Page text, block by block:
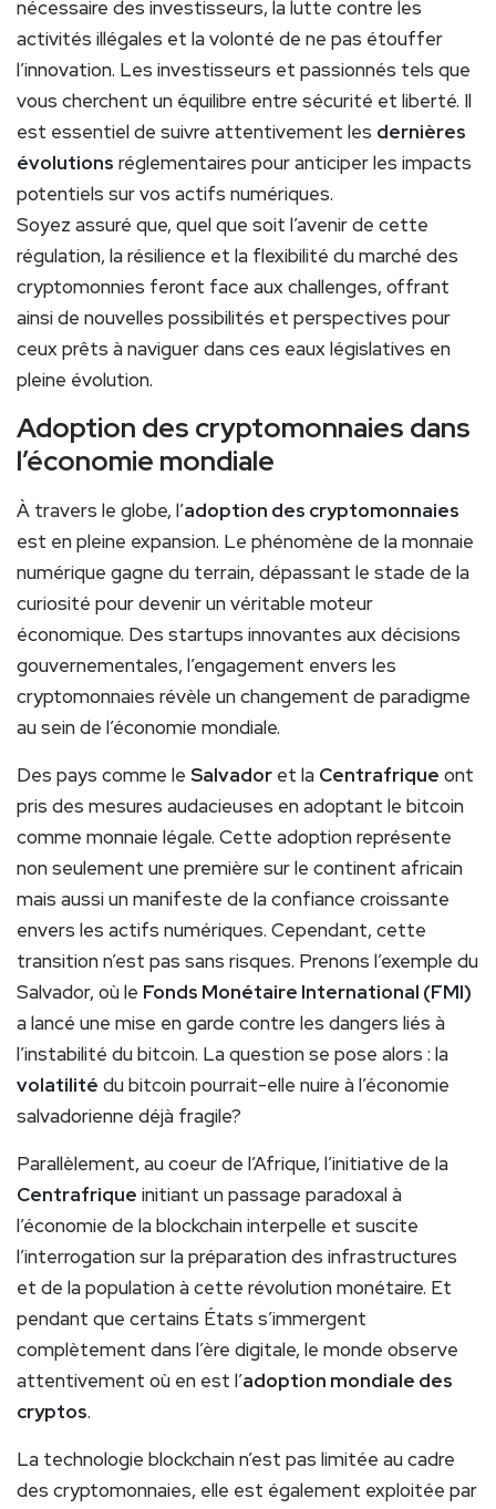
nécessaire des investisseurs, la lutte contre les
activités illégales et la volonté de ne pas étouffer
l’innovation. Les investisseurs et passionnés tels que
vous cherchent un équilibre entre sécurité et liberté. Il
est essentiel de suivre attentivement les dernières
évolutions réglementaires pour anticiper les impacts
potentiels sur vos actifs numériques.
Soyez assuré que, quel que soit l’avenir de cette
régulation, la résilience et la flexibilité du marché des
cryptomonnies feront face aux challenges, offrant
ainsi de nouvelles possibilités et perspectives pour
ceux prêts à naviguer dans ces eaux législatives en
pleine évolution.
Adoption des cryptomonnaies dans
l’économie mondiale
À travers le globe, l’adoption des cryptomonnaies
est en pleine expansion. Le phénomène de la monnaie
numérique gagne du terrain, dépassant le stade de la
curiosité pour devenir un véritable moteur
économique. Des startups innovantes aux décisions
gouvernementales, l’engagement envers les
cryptomonnaies révèle un changement de paradigme
au sein de l’économie mondiale.
Des pays comme le Salvador et la Centrafrique ont
pris des mesures audacieuses en adoptant le bitcoin
comme monnaie légale. Cette adoption représente
non seulement une première sur le continent africain
mais aussi un manifeste de la confiance croissante
envers les actifs numériques. Cependant, cette
transition n’est pas sans risques. Prenons l’exemple du
Salvador, où le Fonds Monétaire International (FMI)
a lancé une mise en garde contre les dangers liés à
l’instabilité du bitcoin. La question se pose alors : la
volatilité du bitcoin pourrait-elle nuire à l’économie
salvadorienne déjà fragile?
Parallèlement, au coeur de l’Afrique, l’initiative de la
Centrafrique initiant un passage paradoxal à
l’économie de la blockchain interpelle et suscite
l’interrogation sur la préparation des infrastructures
et de la population à cette révolution monétaire. Et
pendant que certains États s’immergent
complètement dans l’ère digitale, le monde observe
attentivement où en est l’adoption mondiale des
cryptos.
La technologie blockchain n’est pas limitée au cadre
des cryptomonnaies, elle est également exploitée par